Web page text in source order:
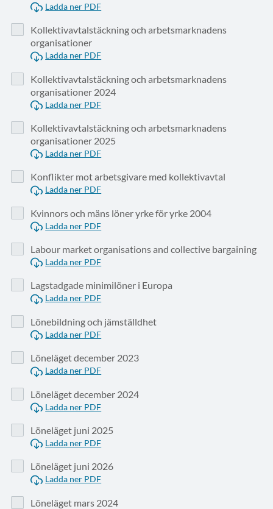
Ladda ner PDF
Kollektivavtalstäckning och arbetsmarknadens
organisationer
Ladda ner PDF
Kollektivavtalstäckning och arbetsmarknadens
organisationer 2024
Ladda ner PDF
Kollektivavtalstäckning och arbetsmarknadens
organisationer 2025
Ladda ner PDF
Konflikter mot arbetsgivare med kollektivavtal
Ladda ner PDF
Kvinnors och mäns löner yrke för yrke 2004
Ladda ner PDF
Labour market organisations and collective bargaining
Ladda ner PDF
Lagstadgade minimilöner i Europa
Ladda ner PDF
Lönebildning och jämställdhet
Ladda ner PDF
Löneläget december 2023
Ladda ner PDF
Löneläget december 2024
Ladda ner PDF
Löneläget juni 2025
Ladda ner PDF
Löneläget juni 2026
Ladda ner PDF
Löneläget mars 2024